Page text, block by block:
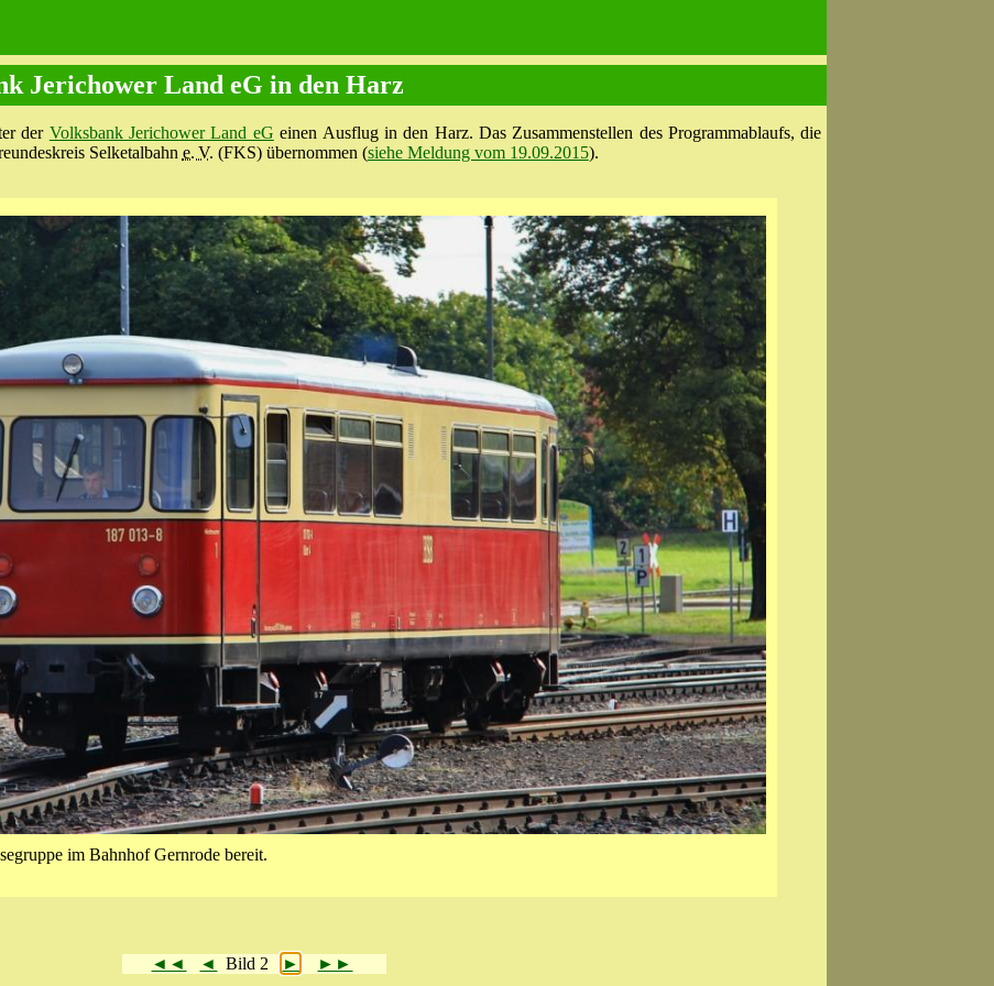
Jerichower Land eG in den Harz
der Volksbank Jerichower Land eG einen Ausflug in den Harz. Das Zusammenstellen des Programmablaufs, die
Selketalbahn e. V. (FKS) übernommen (siehe Meldung vom 19.09.2015).
im Bahnhof Gernrode bereit.
◄◄ ◄ Bild 2 ► ►►